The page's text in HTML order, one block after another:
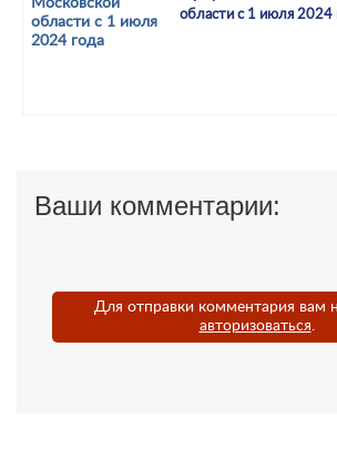
области с 1 июля 2024
Ваши комментарии:
Для отправки комментария вам
авторизоваться.